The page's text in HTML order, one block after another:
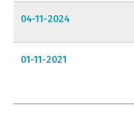
04-11-2024
01-11-2021